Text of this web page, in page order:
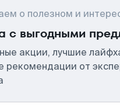
о полезном и
с выгодными
акции, лучшие
рекомендации от